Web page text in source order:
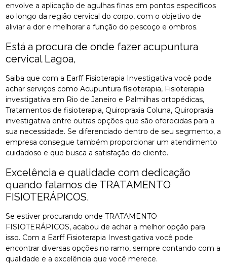
envolve a aplicação de agulhas finas em pontos específicos
ao longo da região cervical do corpo, com o objetivo de
aliviar a dor e melhorar a função do pescoço e ombros.
Está a procura de onde fazer acupuntura
cervical Lagoa,
Saiba que com a Earff Fisioterapia Investigativa você pode
achar serviços como Acupuntura fisioterapia, Fisioterapia
investigativa em Rio de Janeiro e Palmilhas ortopédicas,
Tratamentos de fisioterapia, Quiropraxia Coluna, Quiropraxia
investigativa entre outras opções que são oferecidas para a
sua necessidade. Se diferenciado dentro de seu segmento, a
empresa consegue também proporcionar um atendimento
cuidadoso e que busca a satisfação do cliente.
Excelência e qualidade com dedicação
quando falamos de TRATAMENTO
FISIOTERÁPICOS.
Se estiver procurando onde TRATAMENTO
FISIOTERÁPICOS, acabou de achar a melhor opção para
isso. Com a Earff Fisioterapia Investigativa você pode
encontrar diversas opções no ramo, sempre contando com a
qualidade e a excelência que você merece.